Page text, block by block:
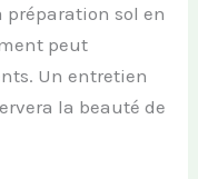
sol en
peut
Un entretien
la beauté de